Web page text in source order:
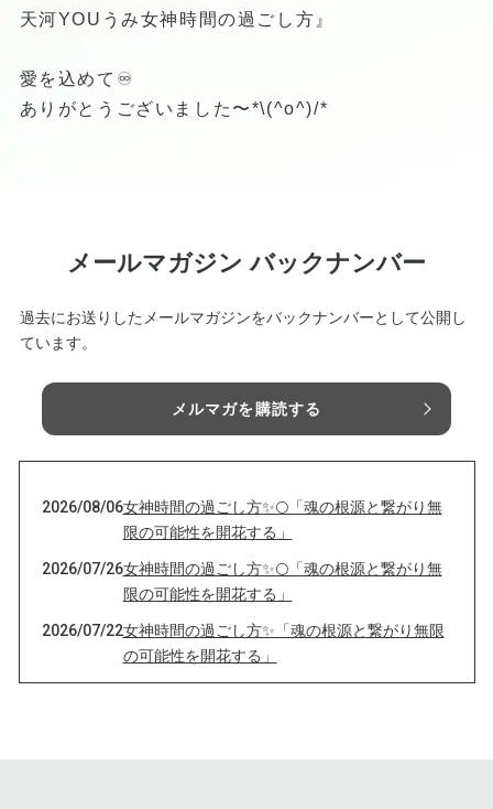
天河YOUうみ女神時間の過ごし方』
愛を込めて♾
ありがとうございました〜*\(^o^)/*
メールマガジン バックナンバー
過去にお送りしたメールマガジンをバックナンバーとして公開し
ています。
メルマガを購読する
2026/08/06女神時間の過ごし方✨🌕「魂の根源と繋がり無
限の可能性を開花する」
2026/07/26女神時間の過ごし方✨🌕「魂の根源と繋がり無
限の可能性を開花する」
2026/07/22女神時間の過ごし方✨「魂の根源と繋がり無限
の可能性を開花する」